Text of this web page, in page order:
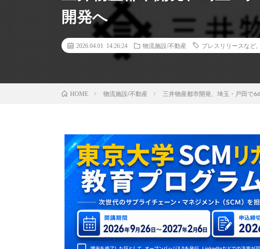
開発へ
2026.04.01 14:26:24 物流施設/不動産 プレスリリースなど
HOME 物流施設/不動産 三井物産都市開発、埼玉・戸田で